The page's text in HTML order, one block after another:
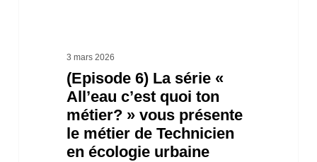
présente
3 mars 2026
(Episode 6) La série «
All’eau c’est quoi ton
métier? » vous présente
le métier de Technicien
en écologie urbaine